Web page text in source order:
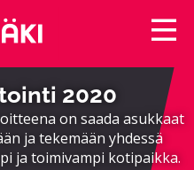
2020
on saada asukkaat
ja tekemään yhdessä
ja toimivampi kotipaikka.